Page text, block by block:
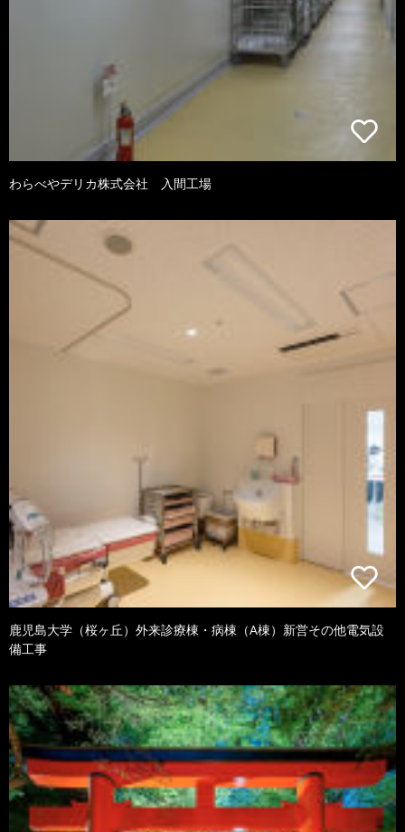
わらべやデリカ株式会社 入間工場
鹿児島大学（桜ヶ丘）外来診療棟・病棟（A棟）新営その他電気設
備工事